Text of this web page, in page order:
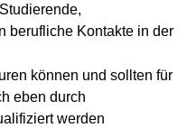
berufliche Kontakte in der
können und sollten für
eben durch
werden